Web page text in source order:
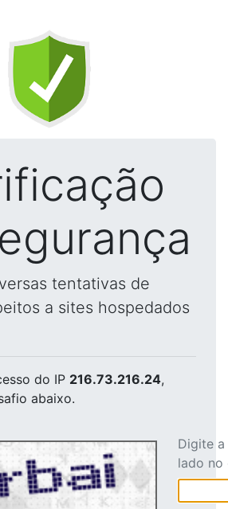
tentativas de
a sites hospedados
do IP 216.73.216.24,
abaixo.
Digite
lado no